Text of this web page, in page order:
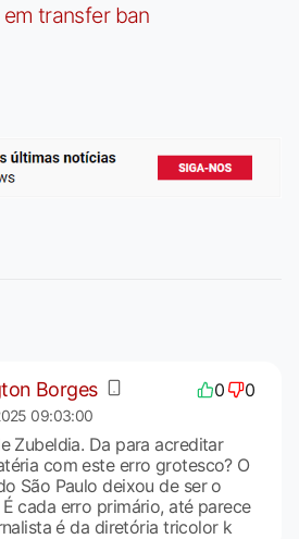
transfer ban
Borges 0 0
09:03:00
Zubeldia. Da para acreditar
com este erro grotesco? O
São Paulo deixou de ser o
cada erro primário, até parece
é da diretória tricolor k